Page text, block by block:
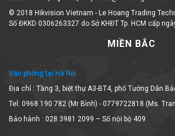
© 2018 Hikvision Vietnam - Le Hoang Trading
Số ĐKKD 0306263327 do Sở KHĐT Tp. HCM cấp
MIỀN BẮC
Văn phòng tại Hà Nội
Địa chỉ : Tầng 3, biệt thự A3-BT4, phố Tưởng Dân
Tel: 0968 190 782 (Mr Bình) - 0779722818 (Ms.
Bảo hành : 028 3981 2099 – Số nội bộ 409